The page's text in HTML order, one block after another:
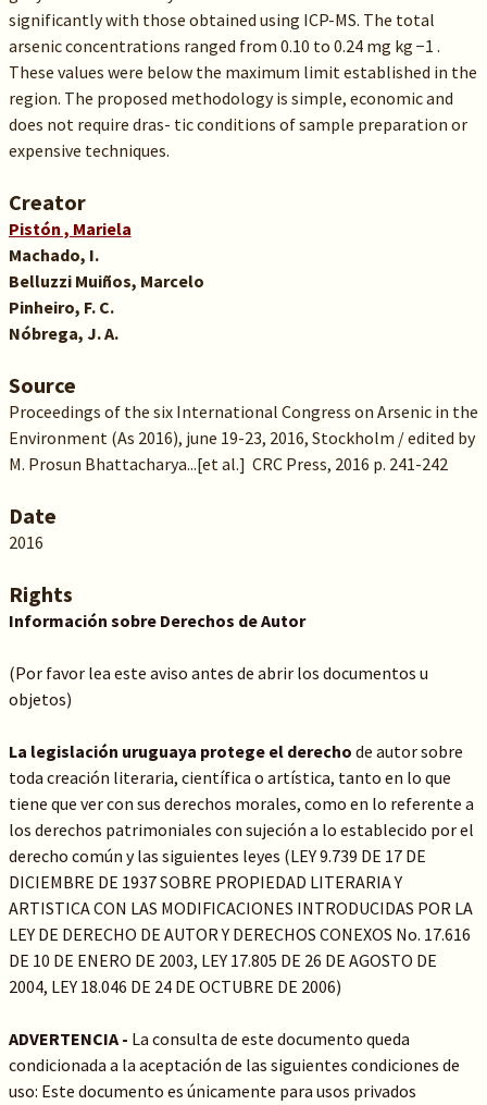
significantly with those obtained using ICP-MS. The total
arsenic concentrations ranged from 0.10 to 0.24 mg kg −1 .
These values were below the maximum limit established in the
region. The proposed methodology is simple, economic and
does not require dras- tic conditions of sample preparation or
expensive techniques.
Creator
Pistón , Mariela
Machado, I.
Belluzzi Muiños, Marcelo
Pinheiro, F. C.
Nóbrega, J. A.
Source
Proceedings of the six International Congress on Arsenic in the
Environment (As 2016), june 19-23, 2016, Stockholm / edited by
M. Prosun Bhattacharya...[et al.] CRC Press, 2016 p. 241-242
Date
2016
Rights
Información sobre Derechos de Autor
(Por favor lea este aviso antes de abrir los documentos u
objetos)
La legislación uruguaya protege el derecho de autor sobre
toda creación literaria, científica o artística, tanto en lo que
tiene que ver con sus derechos morales, como en lo referente a
los derechos patrimoniales con sujeción a lo establecido por el
derecho común y las siguientes leyes (LEY 9.739 DE 17 DE
DICIEMBRE DE 1937 SOBRE PROPIEDAD LITERARIA Y
ARTISTICA CON LAS MODIFICACIONES INTRODUCIDAS POR LA
LEY DE DERECHO DE AUTOR Y DERECHOS CONEXOS No. 17.616
DE 10 DE ENERO DE 2003, LEY 17.805 DE 26 DE AGOSTO DE
2004, LEY 18.046 DE 24 DE OCTUBRE DE 2006)
ADVERTENCIA - La consulta de este documento queda
condicionada a la aceptación de las siguientes condiciones de
uso: Este documento es únicamente para usos privados